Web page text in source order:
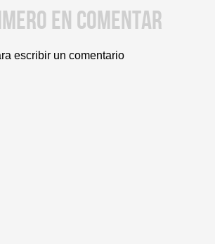
EN COMENTAR
escribir un comentario